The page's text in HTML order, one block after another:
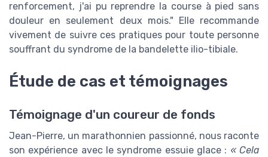
renforcement, j'ai pu reprendre la course à pied sans
douleur en seulement deux mois." Elle recommande
vivement de suivre ces pratiques pour toute personne
souffrant du syndrome de la bandelette ilio-tibiale.
Étude de cas et témoignages
Témoignage d'un coureur de fonds
Jean-Pierre, un marathonnien passionné, nous raconte
son expérience avec le syndrome essuie glace : « Cela